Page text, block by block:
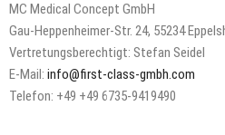
MC Medical Concept GmbH
Gau-Heppenheimer-Str. 24, 55234
Vertretungsberechtigt: Stefan Seidel
E-Mail: info@first-class-gmbh.com
Telefon: +49 +49 6735-9419490